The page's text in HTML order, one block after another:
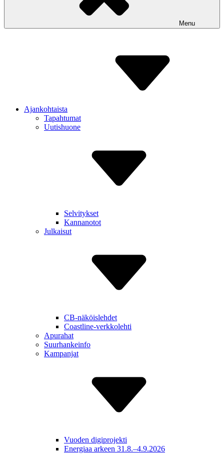
Menu
Ajankohtaista
Tapahtumat
Uutishuone
Selvitykset
Kannanotot
Julkaisut
CB-näköislehdet
Coastline-verkkolehti
Apurahat
Suurhankeinfo
Kampanjat
Vuoden digiprojekti
Energiaa arkeen 31.8.–4.9.2026